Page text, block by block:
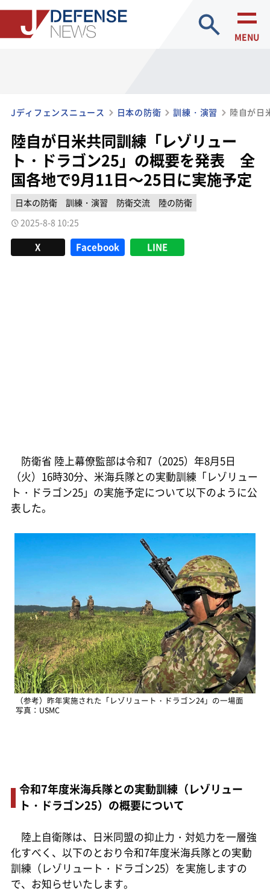
site search
MENU
Jディフェンスニュース 日本の防衛 訓練・演習
陸自が日米共同訓練「レゾリュー
ト・ドラゴン25」の概要を発表 全
国各地で9月11日～25日に実施予定
日本の防衛 訓練・演習 防衛交流
陸の防衛
2025-8-8 10:25
X Facebook LINE
防衛省 陸上幕僚監部は令和7（2025）年8月5日
（火）16時30分、米海兵隊との実動訓練「レゾリュー
ト・ドラゴン25」の実施予定について以下のように公
表した。
（参考）昨年実施された「レゾリュート・ドラゴン24」の一場面
写真：USMC
令和7年度米海兵隊との実動訓練（レゾリュー
ト・ドラゴン25）の概要について
陸上自衛隊は、日米同盟の抑止力・対処力を一層強
化すべく、以下のとおり令和7年度米海兵隊との実動
訓練（レゾリュート・ドラゴン25）を実施しますの
で、お知らせいたします。